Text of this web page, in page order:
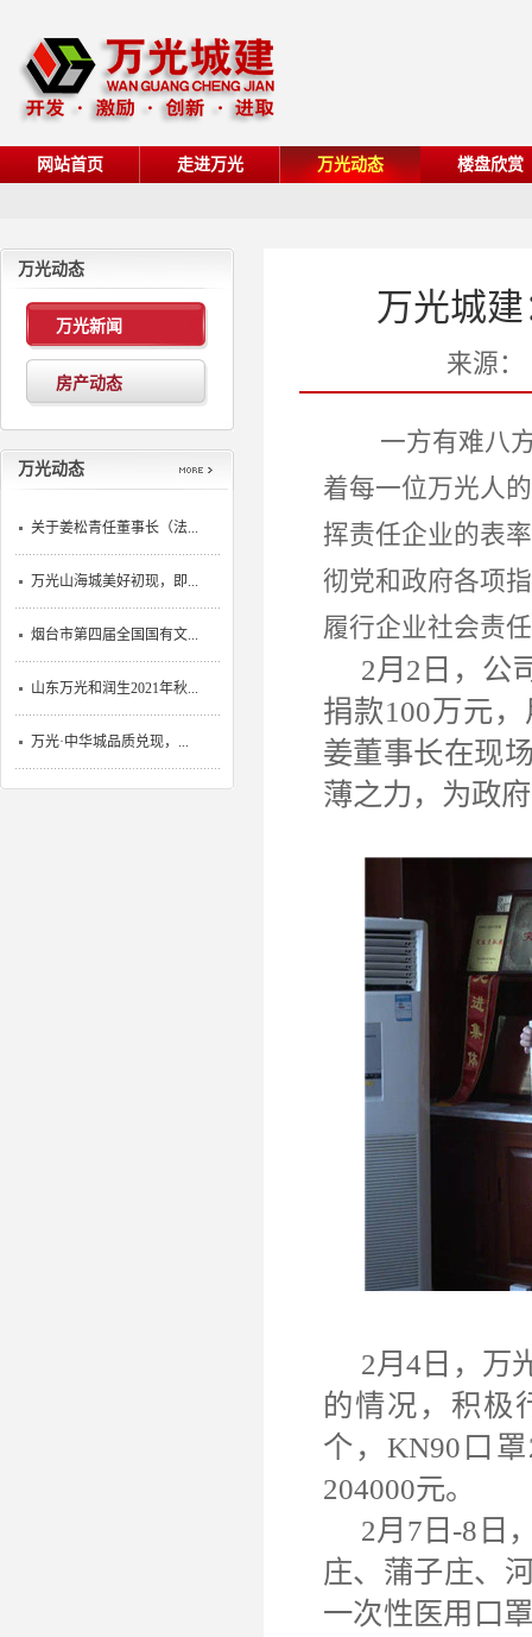
网站首页 走进万光 万光动态 楼盘欣赏
万光动态
万光新闻
房产动态
万光动态
关于姜松青任董事长（法...
万光山海城美好初现，即...
烟台市第四届全国国有文...
山东万光和润生2021年秋...
万光·中华城品质兑现，...
万光城
来源：
一方有难八方
着每一位万光人
挥责任企业的表
彻党和政府各项
履行企业社会责
2月2日，公
捐款100万元
姜董事长在现
薄之力，为政
2月4日，万
的情况，积极
个，KN90口
204000元。
2月7日-8日
庄、蒲子庄、
一次性医用口